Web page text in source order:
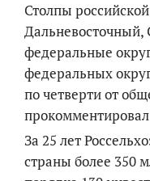
Столпы
федеральные
федеральных
по четверти от
За 25 лет
страны более 350